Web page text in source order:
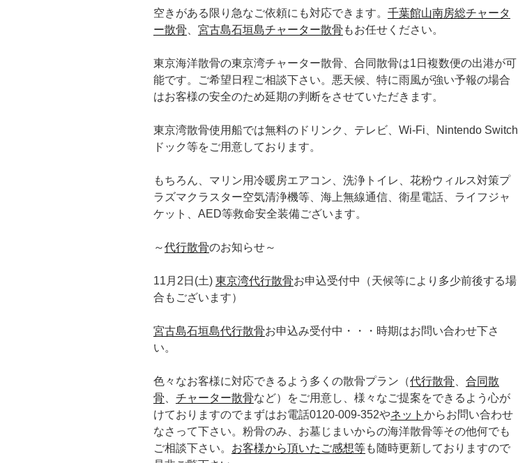
空きがある限り急なご依頼にも対応できます。 千葉館山南房総チャータ
ー散骨
宮古島石垣島チャーター散骨 もお任せください。
東京海洋散骨の東京湾チャーター散骨、合同散骨は1日複数便の出港が可
能です。ご希望日程ご相談下さい。悪天候、特に雨風が強い予報の場合
はお客様の安全のため延期の判断をさせていただきます。
東京湾散骨使用船では無料のドリンク、テレビ、Wi-Fi、Nintendo Switch
ドック等をご用意しております。
もちろん、マリン用冷暖房エアコン、洗浄トイレ、花粉ウィルス対策プ
ラズマクラスター空気清浄機等、海上無線通信、衛星電話、ライフジャ
ケット、AED等救命安全装備ございます。
～代行散骨のお知らせ～
11月2日(土) 東京湾代行散骨お申込受付中（天候等により多少前後する場
合もございます）
宮古島石垣島代行散骨お申込み受付中・・・時期はお問い合わせ下さ
い。
色々なお客様に対応できるよう多くの散骨プラン（代行散骨
合同散
骨
チャーター散骨など）をご用意し、様々なご提案をできるよう心が
けておりますのでまずはお電話0120-009-352やネット からお問い合わせ
なさって下さい。粉骨のみ、お墓じまいからの海洋散骨等その他何でも
ご相談下さい。 お客様から頂いたご感想等も随時更新しておりますので